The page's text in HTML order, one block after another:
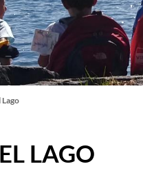
Lago
LAGO